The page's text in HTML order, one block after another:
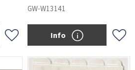
Add to favorites
snygga
GW-W13141
Add
Info